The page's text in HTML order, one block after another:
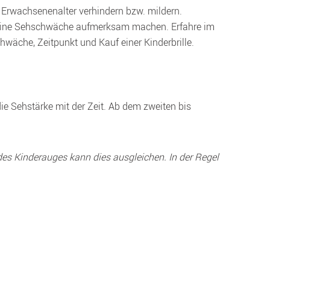
verhindern bzw. mildern.
Sehschwäche aufmerksam machen. Erfahre im
Sehstärke mit der Zeit. Ab dem zweiten bis
Kinderauges kann dies ausgleichen. In der Regel